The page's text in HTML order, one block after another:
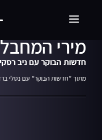
רוכב
מירי
חדשות הבוקר עם ניב
מתוך "חדשות הבוקר" עם נסלי